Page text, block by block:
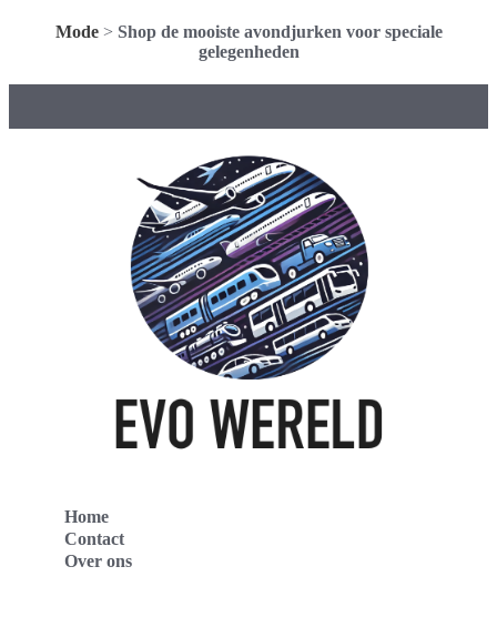
Mode> Shop de mooiste avondjurken voor speciale
gelegenheden
Home
Contact
Over ons